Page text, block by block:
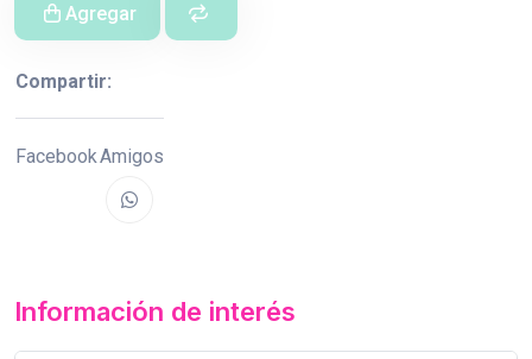
Agregar
Compartir:
FacebookAmigos
Información de interés